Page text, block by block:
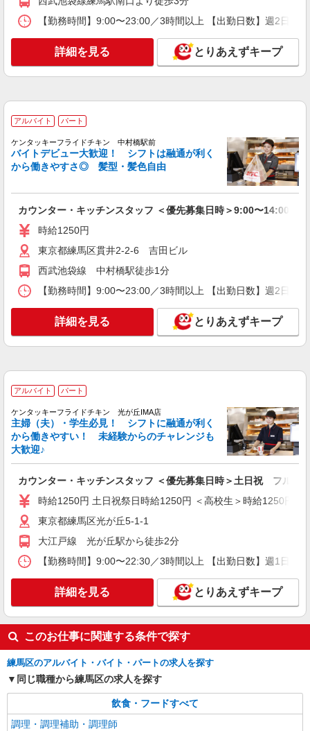
アルバイト パート
調理師【アルバイト・パート】
時給1,700円以上 試用期間中 時給1,700円以上
(試用期間2ヶ月) 残業が発生した場合、残業代を1
キープ 詳細を見る
アルバイト パート
調理補助【アルバイト・パート】
分単位で別途支給します。
グレースメイト鷺ノ宮弐番館 （東京都練馬区
キープ 詳細を見る
パート
そんぽの家 石神井公園
時給1290円〜1340円 ※経験等による ★希望収
支給 ★上記金額は働きがい向上手当を含みます。
★働きがい向上手当※26年6月改定（地域により異
なる） 社会保険加入者は更に＋50円
キープ 詳細を見る
アルバイト パート
コンパスグループ・ジャパン株式会社 39409_p
調理師【アルバイト・パート】
(試用期間2ヶ月) 残業が発生した場合、残業代を1
分単位で別途支給します。
グレースメイト鷺ノ宮弐番館 （東京都練馬区
キープ 詳細を見る
アルバイト パート
そんぽの家 光が丘
調理補助スタッフ
時給1290円〜1340円 ※経験等による ★希望収
入がありましたら、ご相談いただければ希望条件
に合うかの確認もいたします。 ★時間外手当別途
支給 ★上記金額は働きがい向上手当を含みます。
★働きがい向上手当※26年6月改定（地域により異
なる） 社会保険加入者は更に＋50円
東京都練馬区土支田1丁目15-16
キープ
【勤務時間】9:00〜23:00／3時間以上 【出勤日数】週2日
詳細を見る とりあえずキープ
アルバイト パート
ケンタッキーフライドチキン 中村橋駅前
バイトデビュー大歓迎！ シフトは融通が利く
から働きやすさ◎ 髪型・髪色自由
カウンター・キッチンスタッフ ＜優先募集日時＞9:00〜14:00
時給1250円
東京都練馬区貫井2-2-6 吉田ビル
西武池袋線 中村橋駅徒歩1分
【勤務時間】9:00〜23:00／3時間以上 【出勤日数】週2日
詳細を見る とりあえずキープ
アルバイト パート
ケンタッキーフライドチキン 光が丘IMA店
主婦（夫）・学生必見！ シフトに融通が利く
から働きやすい！ 未経験からのチャレンジも
大歓迎♪
カウンター・キッチンスタッフ ＜優先募集日時＞土日祝 フルタ
時給1250円 土日祝祭日時給1250円 ＜高校生＞時給1250円
東京都練馬区光が丘5-1-1
大江戸線 光が丘駅から徒歩2分
【勤務時間】9:00〜22:30／3時間以上 【出勤日数】週1日
詳細を見る とりあえずキープ
このお仕事に関連する条件で探す
練馬区のアルバイト・バイト・パートの求人を探す
同じ職種から練馬区の求人を探す
飲食・フードすべて
調理・調理補助・調理師